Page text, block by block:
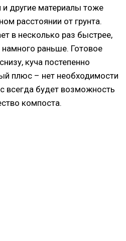
другие материалы тоже
расстоянии от грунта.
в несколько раз быстрее,
раньше. Готовое
куча постепенно
плюс – нет необходимости
всегда будет возможность
компоста.